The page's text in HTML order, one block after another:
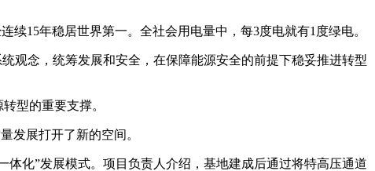
15年稳居世界第一。全社会用电量中，每3度电就有1度绿电。
念，统筹发展和安全，在保障能源安全的前提下稳妥推进转型
型的重要支撑。
发展打开了新的空间。
化”发展模式。项目负责人介绍，基地建成后通过将特高压通道